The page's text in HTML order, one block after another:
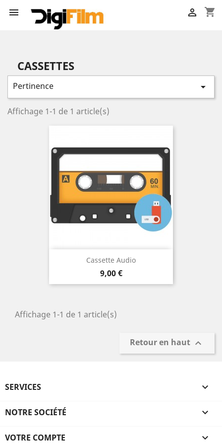
 shopping_cart

CASSETTES
Pertinence 
Affichage 1-1 de 1 article(s)
Cassette Audio
Prix
9,00 €
Affichage 1-1 de 1 article(s)
Retour en haut 
SERVICES 
NOTRE SOCIÉTÉ 
VOTRE COMPTE 